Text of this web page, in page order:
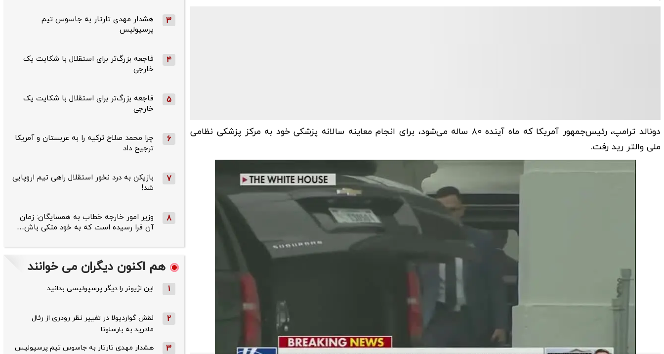
دونالد ترامپ، رئیس‌جمهور آمریکا که ماه آینده ۸۰ ساله می‌شود، برای انجام معاینه سالانه پزشکی خود به مرکز پزشکی نظامی
ملی والتر رید رفت.
3
هشدار مهدی تارتار به جاسوس تیم
پرسپولیس
4
فاجعه بزرگ‌تر برای استقلال با شکایت یک
خارجی
5
فاجعه بزرگ‌تر برای استقلال با شکایت یک
خارجی
6
چرا محمد صلاح ترکیه را به عربستان و آمریکا
ترجیح داد
7
بازیکن به درد نخور استقلال راهی تیم اروپایی
شد!
8
وزیر امور خارجه خطاب به همسایگان: زمان
آن فرا رسیده است که به خود متکی باش…
هم اکنون دیگران می خوانند
1 این لژیونر را دیگر پرسپولیسی بدانید
2
نقش گواردیولا در تغییر نظر رودری از رئال
مادرید به بارسلونا
3 هشدار مهدی تارتار به جاسوس تیم پرسپولیس